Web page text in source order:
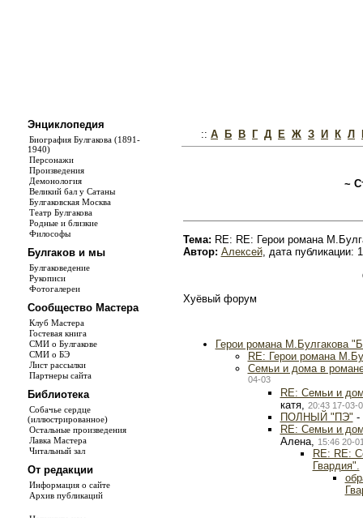
Энциклопедия
Биография Булгакова (1891-
1940)
Персонажи
Произведения
Демонология
Великий бал у Сатаны
Булгаковская Москва
Театр Булгакова
Родные и близкие
Философы
Булгаков и мы
Булгаковедение
Рукописи
Фотогалереи
Сообщество Мастера
Клуб Мастера
Гостевая книга
СМИ о Булгакове
СМИ о БЭ
Лист рассылки
Партнеры сайта
Библиотека
Собачье сердце
(иллюстрированное)
Остальные произведения
Лавка Мастера
Читальный зал
От редакции
Информация о сайте
Архив публикаций
:: А Б В Г Д Е Ж З И К Л
~
Тема: RE: RE: Герои романа
Автор: Алексей, дата публикации:
Хуёвый форум
Герои романа М.Булгакова
RE: Герои романа
Семьи и дома в
04-03
RE: Семьи и
катя,
20:43 17-03-
ПОЛНЫЙ "ПЭ" -
RE: Семьи и
Алена,
15:46 20-
RE: RE:
Гвардия".